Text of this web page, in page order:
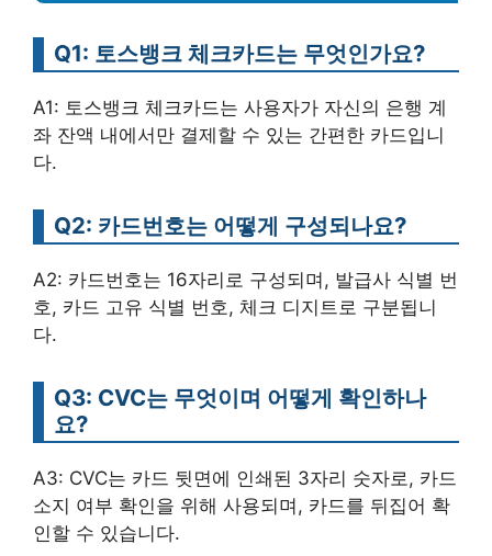
Q1: 토스뱅크 체크카드는 무엇인가요?
A1: 토스뱅크 체크카드는 사용자가 자신의 은행 계
좌 잔액 내에서만 결제할 수 있는 간편한 카드입니
다.
Q2: 카드번호는 어떻게 구성되나요?
A2: 카드번호는 16자리로 구성되며, 발급사 식별 번
호, 카드 고유 식별 번호, 체크 디지트로 구분됩니
다.
Q3: CVC는 무엇이며 어떻게 확인하나
요?
A3: CVC는 카드 뒷면에 인쇄된 3자리 숫자로, 카드
소지 여부 확인을 위해 사용되며, 카드를 뒤집어 확
인할 수 있습니다.